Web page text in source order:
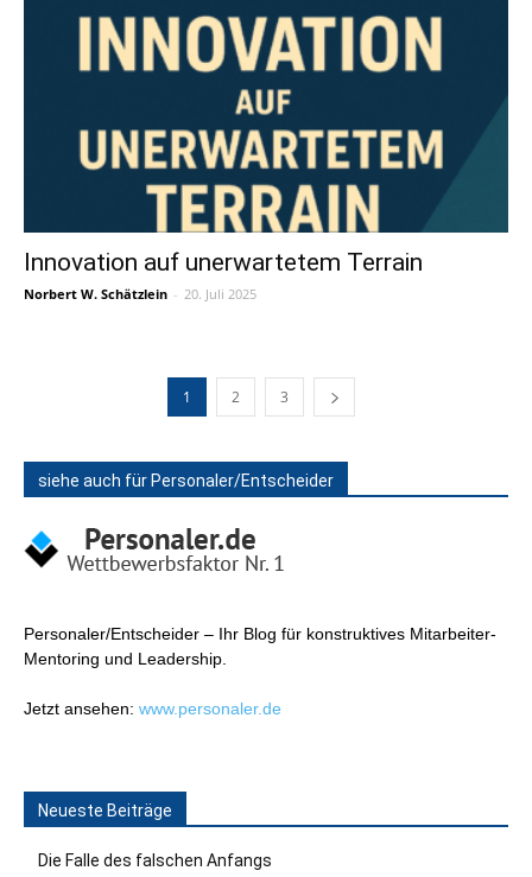
Innovation auf unerwartetem Terrain
Norbert W. Schätzlein - 20. Juli 2025
1 2 3
siehe auch für Personaler/Entscheider
Personaler/Entscheider – Ihr Blog für konstruktives Mitarbeiter-
Mentoring und Leadership.
Jetzt ansehen: www.personaler.de
Neueste Beiträge
Die Falle des falschen Anfangs